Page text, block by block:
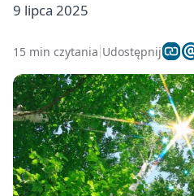
9 lipca 2025
15 min czytania Udostępnij